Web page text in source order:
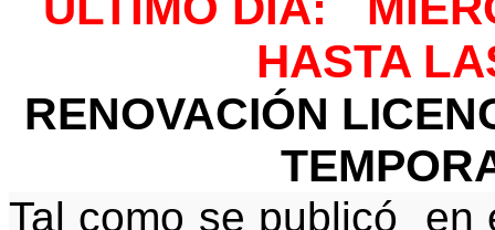
HASTA
RENOVACIÓN
Tal como se publicó en